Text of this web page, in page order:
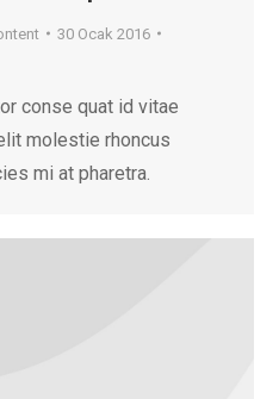
30 Ocak 2016
conse quat id vitae
molestie rhoncus
mi at pharetra.